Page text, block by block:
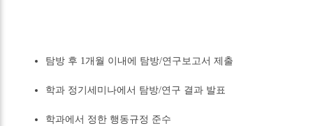
탐방 후 1개월 이내에 탐방/연구보고서 제출
학과 정기세미나에서 탐방/연구 결과 발표
학과에서 정한 행동규정 준수